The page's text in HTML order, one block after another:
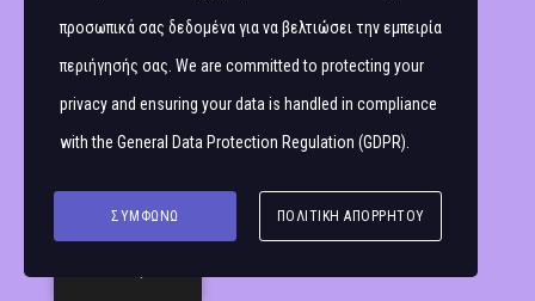
προσωπικά σας δεδομένα για να βελτιώσει την εμπειρία
περιήγησής σας. We are committed to protecting your
privacy and ensuring your data is handled in compliance
with the General Data Protection Regulation (GDPR)
ΣΥΜΦΩΝΏ ΠΟΛΙΤΙΚΉ ΑΠΟΡΡΉΤΟΥ